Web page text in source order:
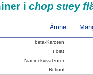
i chop suey
Ämne
beta-Karoten
Folat
Niacinekvivalenter
Retinol